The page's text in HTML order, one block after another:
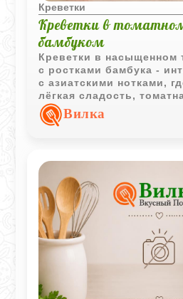
Креветки
Креветки в томатном
бамбуком
Креветки в насыщенном
с ростками бамбука -
с азиатскими нотками,
лёгкая сладость,
выразительный вкус
Вилка